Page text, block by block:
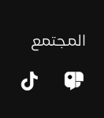
المجتمع